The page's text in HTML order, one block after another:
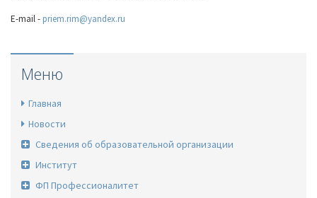
E-mail - priem.rim@yandex.ru
Меню
Главная
Новости
Сведения об образовательной организации
Институт
ФП Профессионалитет